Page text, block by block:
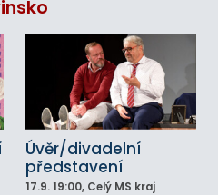
Úvěr/divadelní
představení
17.9. 19:00, Celý MS kraj